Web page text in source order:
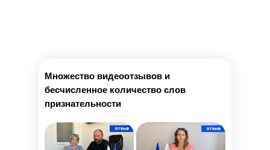
Множество видеоотзывов и
бесчисленное количество слов
признательности